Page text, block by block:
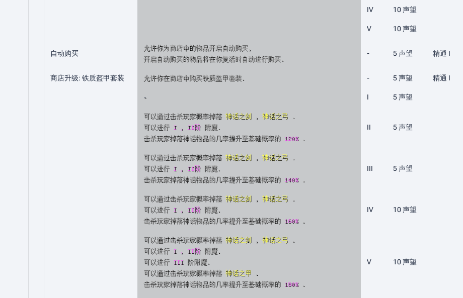
IV 10 声望
V 10 声望
自动购买
允许你为商店中的物品开启自动购买,
开启自动购买的物品将在你复活时自动进行购买.
- 5 声望 精通 I
商店升级: 铁质盔甲套装 允许你在商店中购买铁质盔甲套装. - 5 声望 精通 I
- I 5 声望
可以通过击杀玩家概率掉落 神话之剑 神话之弓
可以进行 I , II阶 附魔.
击杀玩家掉落神话物品的几率提升至基础概率的
120%.
II 5 声望
可以通过击杀玩家概率掉落 神话之剑 神话之弓
可以进行 I , II阶 附魔.
击杀玩家掉落神话物品的几率提升至基础概率的
140%.
III 5 声望
可以通过击杀玩家概率掉落 神话之剑 神话之弓
可以进行 I , II阶 附魔.
击杀玩家掉落神话物品的几率提升至基础概率的
160%.
IV 10 声望
可以通过击杀玩家概率掉落 神话之剑 神话之弓
可以进行 I , II阶 附魔.
可以进行 III
阶附魔.
可以通过击杀玩家概率掉落 神话之甲
击杀玩家掉落神话物品的几率提升至基础概率的
180%.
V 10 声望